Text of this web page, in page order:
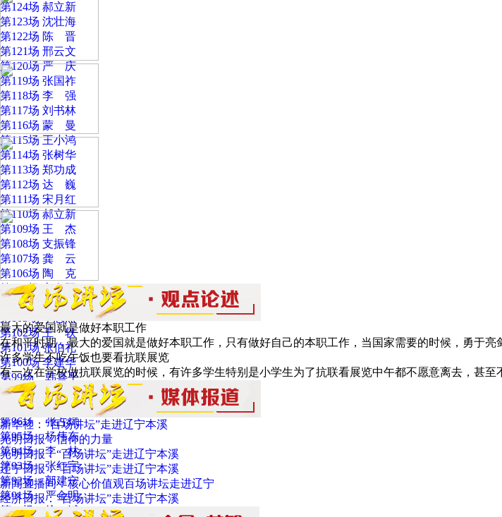
第124场 郝立新
第123场 沈壮海
第122场 陈 晋
第121场 邢云文
第120场 严 庆
第119场 张国祚
第118场 李 强
第117场 刘书林
第116场 蒙 曼
第115场 王小鸿
第114场 张树华
第113场 郑功成
第112场 达 巍
第111场 宋月红
第110场 郝立新
第109场 王 杰
第108场 支振锋
第107场 龚 云
第106场 陶 克
第105场 辛向阳
第104场 沈壮海
第102场 王 轶
第101场 张伯礼
第100场 李建华
第99场 韩喜平
第98场 陈曙光
第97场 郑晋鸣
第96场 张占斌
第95场 杨伟东
第94场 李 林
第93场 张红宇
第92场 郭建宁
第91场 严金明
第90场 徐 斌
最大的爱国就是做好本职工作
在和平时期，最大的爱国就是做好本职工作，只有做好自己的本职工作，当国家需要的时候，勇于亮
许多学生不吃午饭也要看抗联展览
有一次在学校做抗联展览的时候，有许多学生特别是小学生为了抗联看展览中午都不愿意离去，甚至
新华社：“百场讲坛”走进辽宁本溪
光明日报：信仰的力量
光明日报：“百场讲坛”走进辽宁本溪
辽宁日报：“百场讲坛”走进辽宁本溪
新闻直播间：核心价值观百场讲坛走进辽宁
经济日报：“百场讲坛”走进辽宁本溪